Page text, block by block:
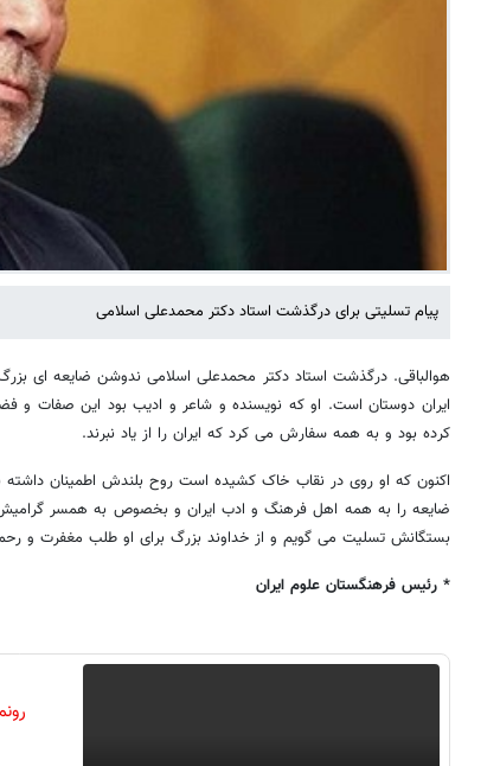
پیام تسلیتی برای درگذشت استاد دکتر محمدعلی اسلامی
هوالباقی. درگذشت استاد دکتر محمدعلی اسلامی ندوشن ضایعه ای
ایران دوستان است. او که نویسنده و شاعر و ادیب بود این صفات و
کرده بود و به همه سفارش می کرد که ایران را از یاد نبرند.
اکنون که او روی در نقاب خاک کشیده است روح بلندش اطمینان داشته
ضایعه را به همه اهل فرهنگ و ادب ایران و بخصوص به همسر گرامیش
بستگانش تسلیت می گویم و از خداوند بزرگ برای او طلب مغفرت و
* رئیس فرهنگستان علوم ایران